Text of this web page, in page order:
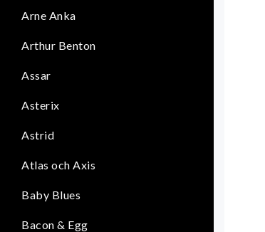
Arne Anka
Arthur Benton
Assar
Asterix
Astrid
Atlas och Axis
Baby Blues
Bacon & Egg